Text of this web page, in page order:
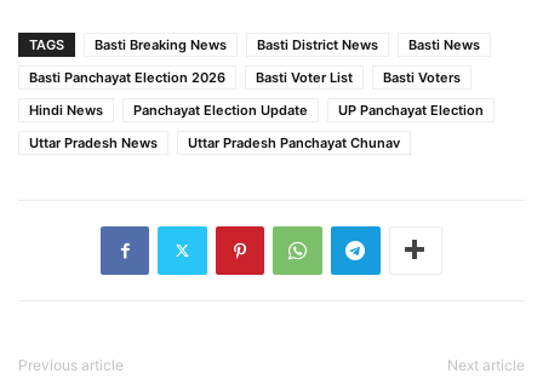
TAGS Basti Breaking News Basti District News
Basti News
Basti Panchayat Election 2026
Basti Voter List
Basti Voters
Hindi News
Panchayat Election Update
UP Panchayat Election
Uttar Pradesh News
Uttar Pradesh Panchayat Chunav
Previous article Next article